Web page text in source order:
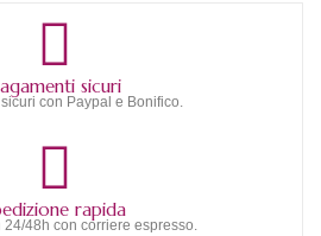
sicuri
con Paypal e Bonifico.
rapida
48h con corriere espresso.